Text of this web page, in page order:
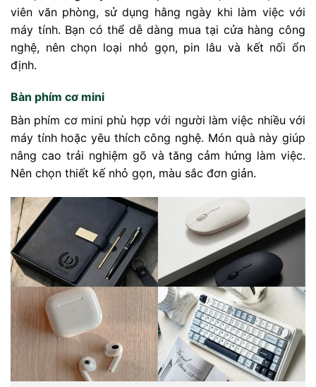
viên văn phòng, sử dụng hằng ngày khi làm việc với
máy tính. Bạn có thể dễ dàng mua tại cửa hàng công
nghệ, nên chọn loại nhỏ gọn, pin lâu và kết nối ổn
định.
Bàn phím cơ mini
Bàn phím cơ mini phù hợp với người làm việc nhiều với
máy tính hoặc yêu thích công nghệ. Món quà này giúp
nâng cao trải nghiệm gõ và tăng cảm hứng làm việc.
Nên chọn thiết kế nhỏ gọn, màu sắc đơn giản.